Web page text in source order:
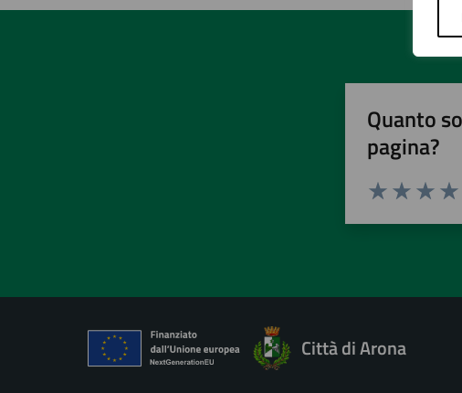
Quanto
pagina?
Città di Arona